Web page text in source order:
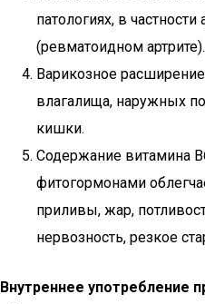
патологиях, в
(ревматоидном артрите).
Варикозное
влагалища, наружных
кишки.
Содержание витамина
фитогормонами
приливы, жар,
нервозность, резкое
Внутреннее употребление